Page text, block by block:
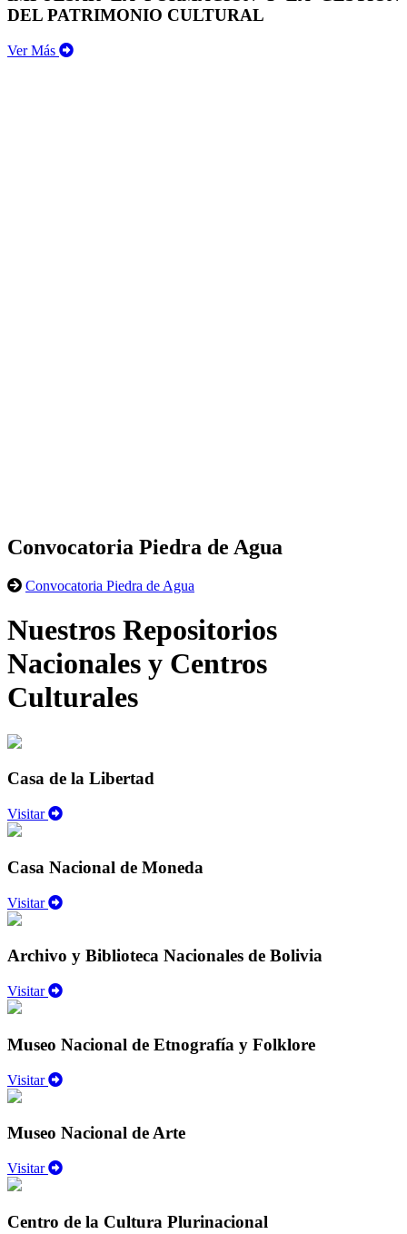
DEL PATRIMONIO CULTURAL
Ver Más
Convocatoria Piedra de Agua
Convocatoria Piedra de Agua
Nuestros Repositorios
Nacionales y Centros
Culturales
Casa de la Libertad
Visitar
Casa Nacional de Moneda
Visitar
Archivo y Biblioteca Nacionales de Bolivia
Visitar
Museo Nacional de Etnografía y Folklore
Visitar
Museo Nacional de Arte
Visitar
Centro de la Cultura Plurinacional